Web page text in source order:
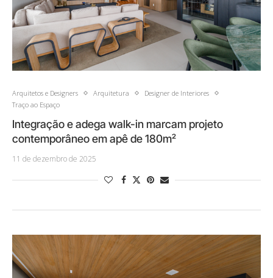
Arquitetos e Designers Arquitetura
Designer de Interiores
Traço ao Espaço
Integração e adega walk-in marcam projeto
contemporâneo em apê de 180m²
11 de dezembro de 2025